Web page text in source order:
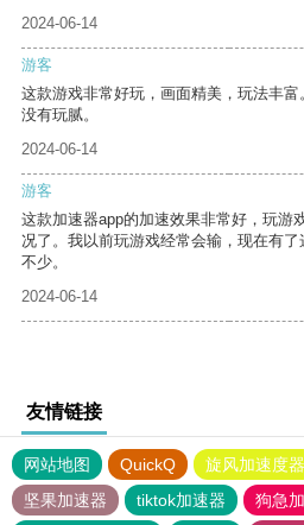
2024-06-14
游客
这款游戏非常好玩，画面精美，玩法丰
没有玩腻。
2024-06-14
游客
这款加速器app的加速效果非常好，玩游
况了。我以前玩游戏经常会输，现在有
不少。
2024-06-14
友情链接
网站地图 QuickQ 旋风加速度器
坚果加速器
tiktok加速器
狗急